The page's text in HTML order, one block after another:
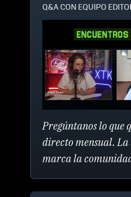
Q&A CON EQUIPO
Pregúntanos lo que
directo mensual. La
marca la